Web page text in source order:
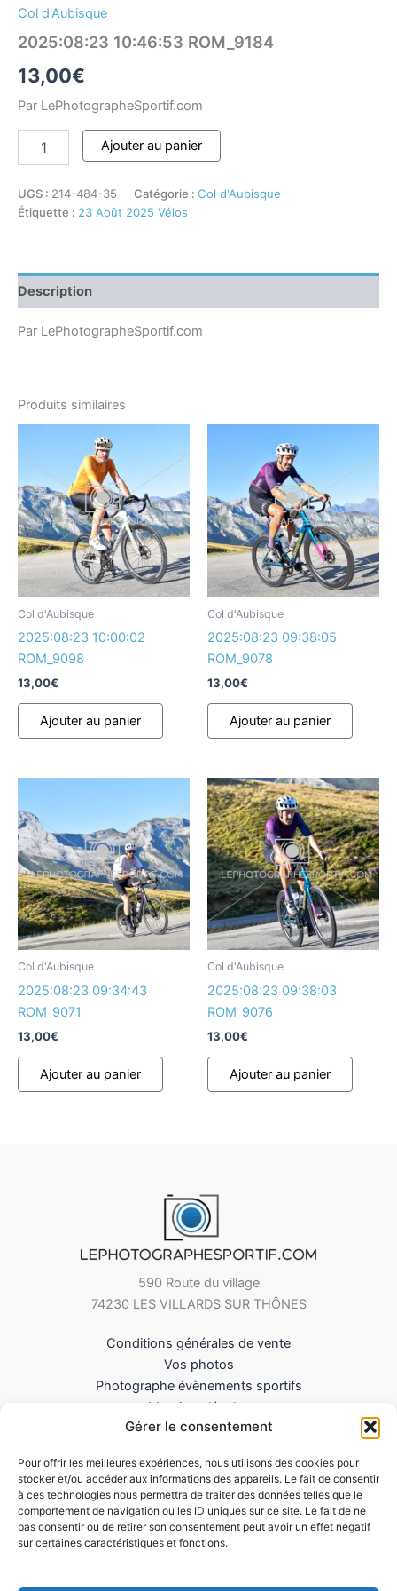
Gérer le consentement
Pour offrir les meilleures expériences, nous utilisons des cookies pour
stocker et/ou accéder aux informations des appareils. Le fait de consentir
à ces technologies nous permettra de traiter des données telles que le
comportement de navigation ou les ID uniques sur ce site. Le fait de ne
pas consentir ou de retirer son consentement peut avoir un effet négatif
sur certaines caractéristiques et fonctions.
Col d'Aubisque
2025:08:23 10:46:53 ROM_9184
13,00€
Par LePhotographeSportif.com
Ajouter au panier
UGS : 214-484-35 Catégorie : Col d'Aubisque
Étiquette : 23 Août 2025 Vélos
Description
Par LePhotographeSportif.com
Produits similaires
Col d'Aubisque
2025:08:23 10:00:02
ROM_9098
13,00€
Ajouter au panier
Col d'Aubisque
2025:08:23 09:38:05
ROM_9078
13,00€
Ajouter au panier
Col d'Aubisque
2025:08:23 09:34:43
ROM_9071
13,00€
Ajouter au panier
Col d'Aubisque
2025:08:23 09:38:03
ROM_9076
13,00€
Ajouter au panier
590 Route du village
74230 LES VILLARDS SUR THÔNES
Conditions générales de vente
Vos photos
Photographe évènements sportifs
Mentions légales
Mes Téléchargements
Politique de cookies (UE)